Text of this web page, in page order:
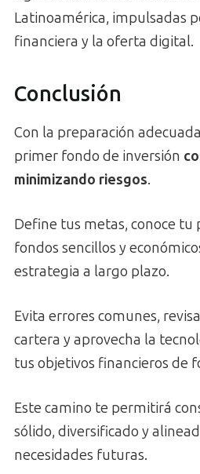
Latinoamérica, impulsadas
financiera y la oferta digital.
Conclusión
Con la preparación
primer fondo de inversión
minimizando riesgos.
Define tus metas, conoce tu
fondos sencillos y
estrategia a largo plazo.
Evita errores comunes,
cartera y aprovecha la
tus objetivos financieros de
Este camino te permitirá
sólido, diversificado y
necesidades futuras.